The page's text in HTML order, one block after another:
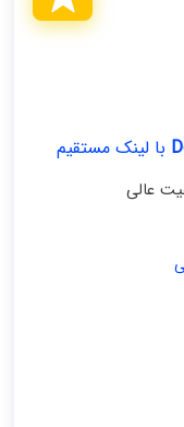
با لینک مستقیم
عالی